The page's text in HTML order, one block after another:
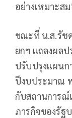
อย่างเหมาะสม
ขณะที่ น.ส.รัช
ยกฯ แถลงผล
ปรับปรุงแผนก
ปีงบประมาณ
กับสถานการณ์
ภารกิจของรัฐ